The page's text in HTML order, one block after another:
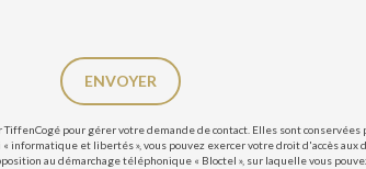
ENVOYER
pour gérer votre demande de contact. Elles sont
et libertés », vous pouvez exercer votre droit d'accès
au démarchage téléphonique « Bloctel », sur laquelle vous